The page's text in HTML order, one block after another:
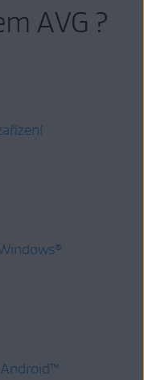
AVG ?
®
™